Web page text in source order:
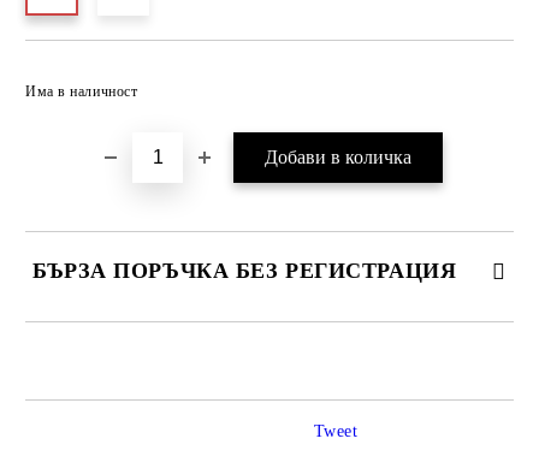
Има в наличност
БЪРЗА ПОРЪЧКА БЕЗ РЕГИСТРАЦИЯ
Tweet